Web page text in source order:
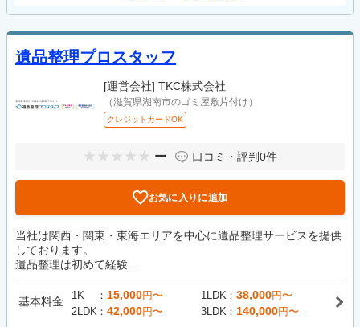
遺品整理プロスタッフ
[運営会社] TKC株式会社
（滋賀県湖南市のゴミ屋敷片付け）
クレジットカードOK
ー 口コミ・評判0件
お気に入りに追加
当社は関西・関東・東海エリアを中心に遺品整理サービスを提供
しております。
遺品整理は初めて経験...
基本料金 1K 15,000円〜 1LDK 38,000円〜
2LDK
42,000円〜 3LDK 140,000円〜